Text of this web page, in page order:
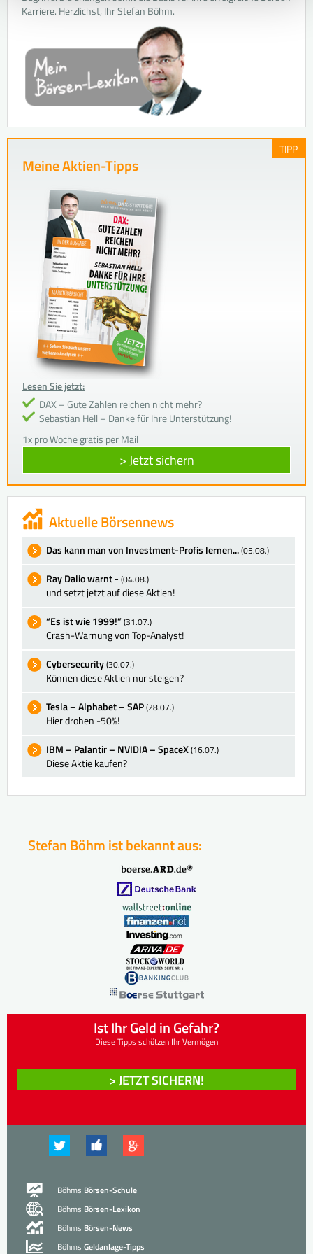
Karriere. Herzlichst, Ihr Stefan Böhm.
TIPP
Meine Aktien-Tipps
Lesen Sie jetzt:
DAX – Gute Zahlen reichen nicht mehr?
Sebastian Hell – Danke für Ihre Unterstützung!
1x pro Woche gratis per Mail
> Jetzt sichern
Aktuelle Börsennews
Das kann man von Investment-Profis lernen...(05.08.)
Ray Dalio warnt - (04.08.)
und setzt jetzt auf diese Aktien!
“Es ist wie 1999!”(31.07.)
Crash-Warnung von Top-Analyst!
Cybersecurity(30.07.)
Können diese Aktien nur steigen?
Tesla – Alphabet – SAP(28.07.)
Hier drohen -50%!
IBM – Palantir – NVIDIA – SpaceX(16.07.)
Diese Aktie kaufen?
Stefan Böhm ist bekannt aus:
Ist Ihr Geld in Gefahr?
Diese Tipps schützen Ihr Vermögen
> JETZT SICHERN!
Böhms Börsen-Schule
Böhms Börsen-Lexikon
Böhms Börsen-News
Böhms Geldanlage-Tipps